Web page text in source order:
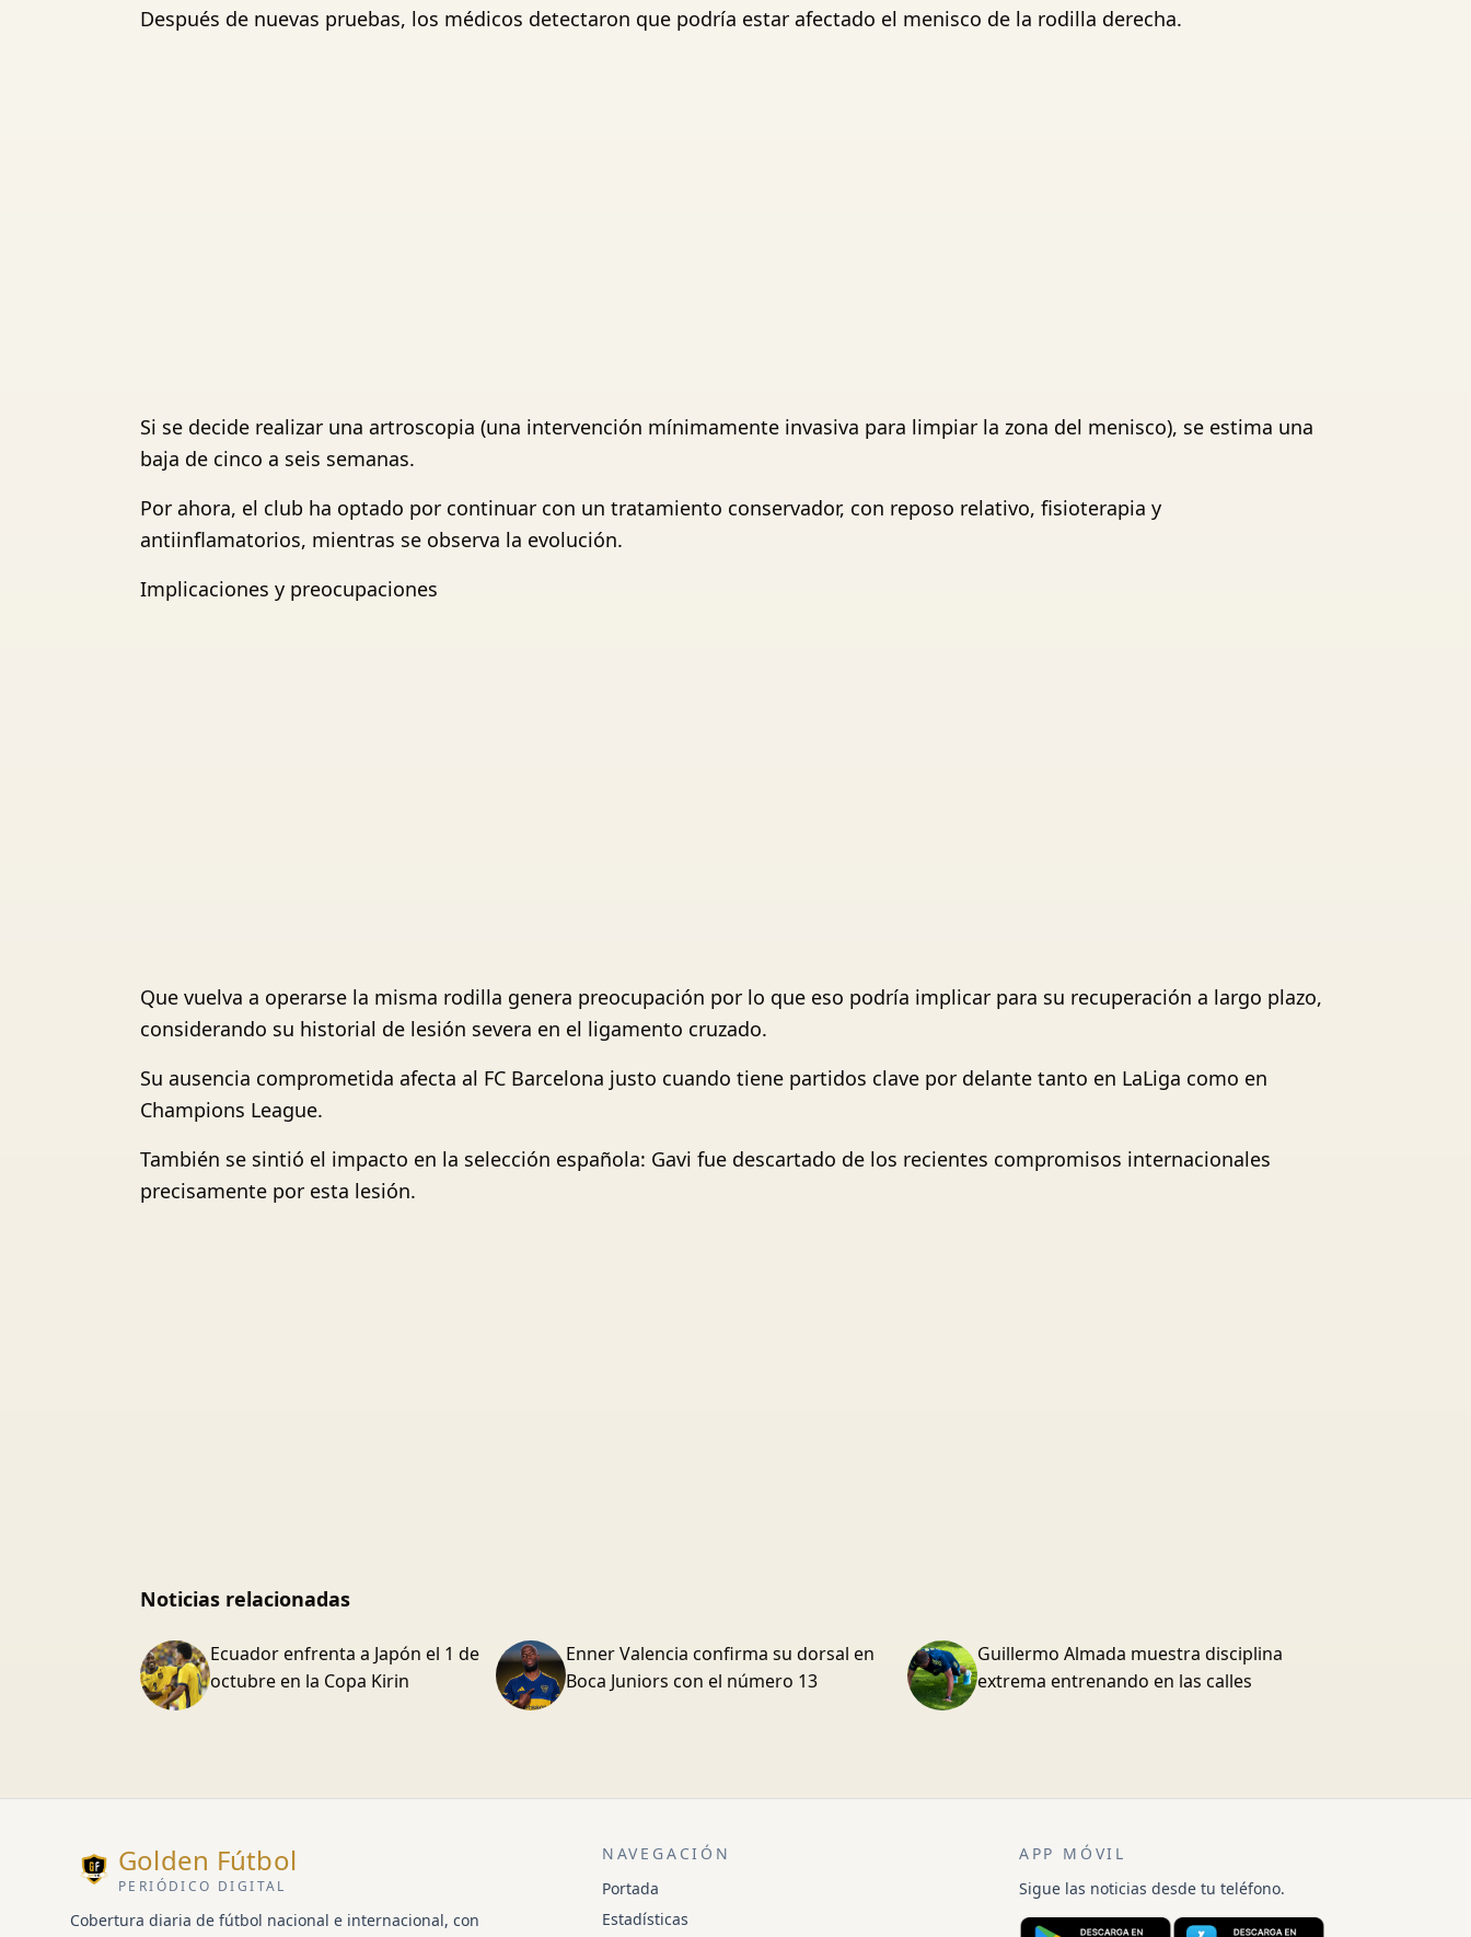
Después de nuevas pruebas, los médicos detectaron que podría estar afectado el menisco de la rodilla derecha.
Si se decide realizar una artroscopia (una intervención mínimamente invasiva para limpiar la zona del menisco), se estima una
baja de cinco a seis semanas.
Por ahora, el club ha optado por continuar con un tratamiento conservador, con reposo relativo, fisioterapia y
antiinflamatorios, mientras se observa la evolución.
Implicaciones y preocupaciones
Que vuelva a operarse la misma rodilla genera preocupación por lo que eso podría implicar para su recuperación a largo plazo,
considerando su historial de lesión severa en el ligamento cruzado.
Su ausencia comprometida afecta al FC Barcelona justo cuando tiene partidos clave por delante tanto en LaLiga como en
Champions League.
También se sintió el impacto en la selección española: Gavi fue descartado de los recientes compromisos internacionales
precisamente por esta lesión.
Noticias relacionadas
Ecuador enfrenta a Japón el 1 de
octubre en la Copa Kirin
Enner Valencia confirma su dorsal en
Boca Juniors con el número 13
Guillermo Almada muestra disciplina
extrema entrenando en las calles
Golden Fútbol
PERIÓDICO DIGITAL
Cobertura diaria de fútbol nacional e internacional, con
NAVEGACIÓN
Portada
Estadísticas
APP MÓVIL
Sigue las noticias desde tu teléfono.